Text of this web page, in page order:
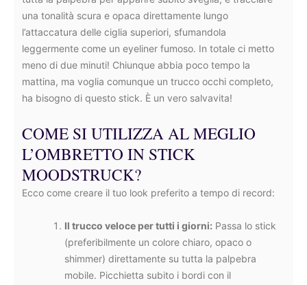
una tonalità scura e opaca direttamente lungo
l’attaccatura delle ciglia superiori, sfumandola
leggermente come un eyeliner fumoso. In totale ci metto
meno di due minuti! Chiunque abbia poco tempo la
mattina, ma voglia comunque un trucco occhi completo,
ha bisogno di questo stick. È un vero salvavita!
COME SI UTILIZZA AL MEGLIO
L’OMBRETTO IN STICK
MOODSTRUCK?
Ecco come creare il tuo look preferito a tempo di record:
Il trucco veloce per tutti i giorni: Passa lo stick
(preferibilmente un colore chiaro, opaco o
shimmer) direttamente su tutta la palpebra
mobile. Picchietta subito i bordi con il